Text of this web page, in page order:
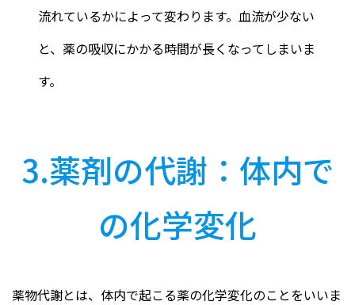
流れているかによって変わります。血流が少ない
と、薬の吸収にかかる時間が長くなってしまいま
す。
3.薬剤の代謝：体内で
の化学変化
薬物代謝とは、体内で起こる薬の化学変化のことをいいま